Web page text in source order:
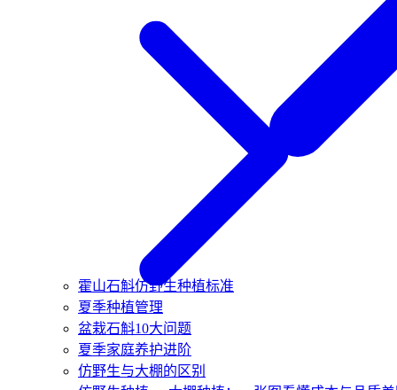
霍山石斛仿野生种植标准
夏季种植管理
盆栽石斛10大问题
夏季家庭养护进阶
仿野生与大棚的区别